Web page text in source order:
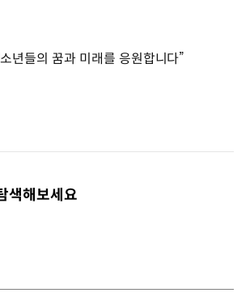
년들의 꿈과 미래를 응원합니다”
색해보세요